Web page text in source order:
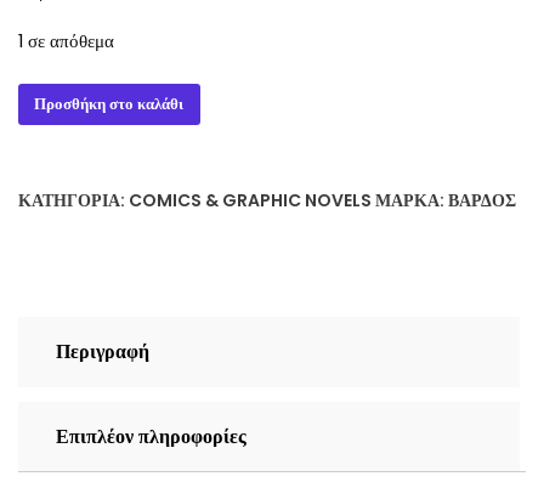
1 σε απόθεμα
BATMAN
659-
Προσθήκη στο καλάθι
ΚΑΤΗΓΟΡΊΑ: COMICS & GRAPHIC NOVELS ΜΆΡΚΑ: ΒΆΡΔΟΣ
Περιγραφή
Επιπλέον πληροφορίες